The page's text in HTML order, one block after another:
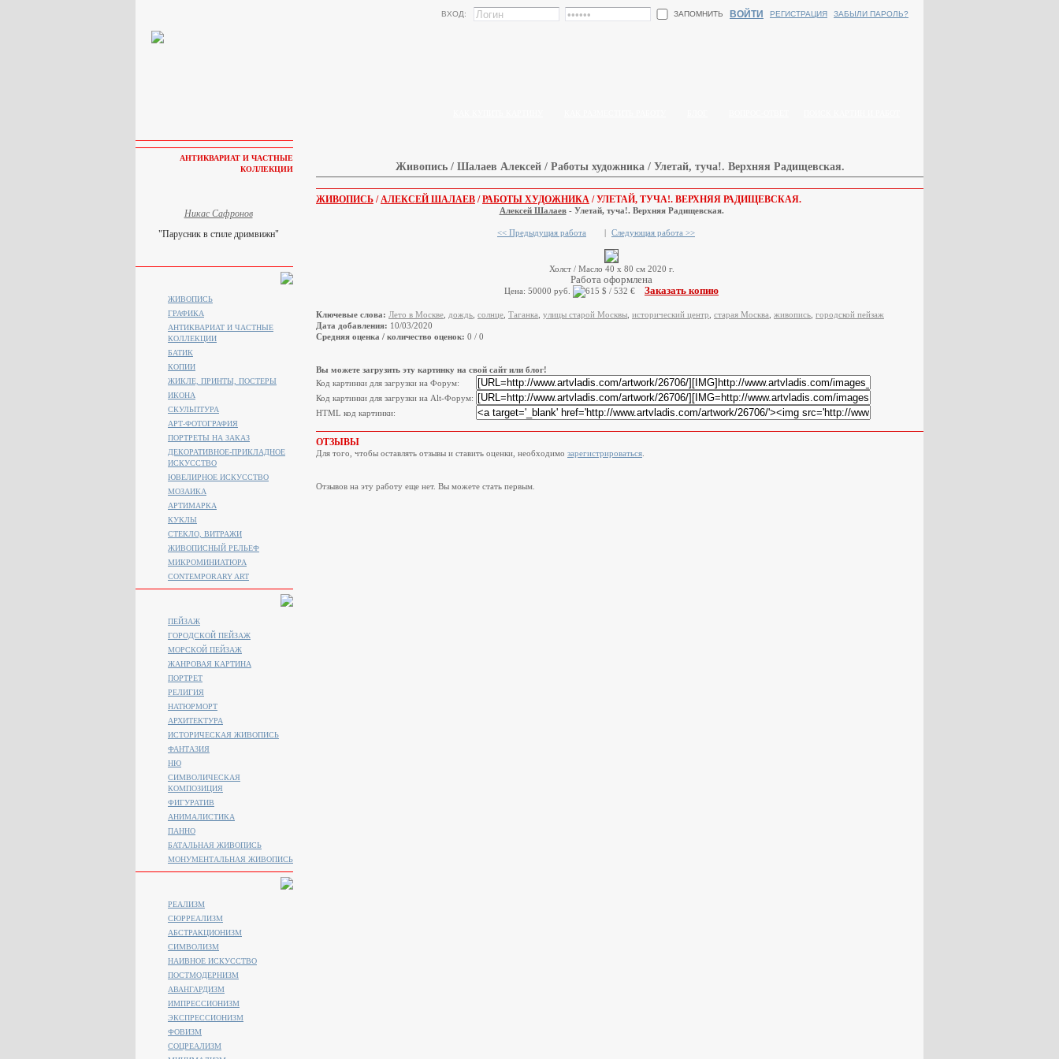
ВХОД: ЗАПОМНИТЬ ВОЙТИ РЕГИСТРАЦИЯ ЗАБЫЛИ ПАРОЛЬ?
Живопись / Шалаев Алексей / Работы художника / Улетай, туча!. Верхняя Радищевская.
ЖИВОПИСЬ /АЛЕКСЕЙ ШАЛАЕВ /РАБОТЫ ХУДОЖНИКА / УЛЕТАЙ, ТУЧА!. ВЕРХНЯЯ РАДИЩЕВСКАЯ.
Алексей Шалаев- Улетай, туча!. Верхняя Радищевская.
<< Предыдущая работа | Следующая работа >>
Холст / Масло 40 х 80 см 2020 г.
Работа оформлена
Цена: 50000 руб. Заказать копию
Ключевые слова: Лето в Москве дождь солнце Таганка улицы старой Москвы исторический центр старая Москва живопись городской пейзаж
Дата добавления: 10/03/2020
Средняя оценка / количество оценок: 0 / 0
Вы можете загрузить эту картинку на свой сайт или блог!
Код картинки для загрузки на Форум:
Код картинки для загрузки на Alt-Форум:
HTML код картинки:
ОТЗЫВЫ
Для того, чтобы оставлять отзывы и ставить оценки, необходимо зарегистрироваться
Отзывов на эту работу еще нет. Вы можете стать первым.
АНТИКВАРИАТ И ЧАСТНЫЕ
КОЛЛЕКЦИИ
Никас Сафронов
"Парусник в стиле дримвижн"
ЖИВОПИСЬ
ГРАФИКА
АНТИКВАРИАТ И ЧАСТНЫЕ
КОЛЛЕКЦИИ
БАТИК
КОПИИ
ЖИКЛЕ, ПРИНТЫ, ПОСТЕРЫ
ИКОНА
СКУЛЬПТУРА
АРТ-ФОТОГРАФИЯ
ПОРТРЕТЫ НА ЗАКАЗ
ДЕКОРАТИВНОЕ-ПРИКЛАДНОЕ
ИСКУССТВО
ЮВЕЛИРНОЕ ИСКУССТВО
МОЗАИКА
АРТИМАРКА
КУКЛЫ
СТЕКЛО, ВИТРАЖИ
ЖИВОПИСНЫЙ РЕЛЬЕФ
МИКРОМИНИАТЮРА
CONTEMPORARY ART
ПЕЙЗАЖ
ГОРОДСКОЙ ПЕЙЗАЖ
МОРСКОЙ ПЕЙЗАЖ
ЖАНРОВАЯ КАРТИНА
ПОРТРЕТ
РЕЛИГИЯ
НАТЮРМОРТ
АРХИТЕКТУРА
ИСТОРИЧЕСКАЯ ЖИВОПИСЬ
ФАНТАЗИЯ
НЮ
СИМВОЛИЧЕСКАЯ
КОМПОЗИЦИЯ
ФИГУРАТИВ
АНИМАЛИСТИКA
ПАННО
БАТАЛЬНАЯ ЖИВОПИСЬ
МОНУМЕНТАЛЬНАЯ ЖИВОПИСЬ
РЕАЛИЗМ
СЮРРЕАЛИЗМ
АБСТРАКЦИОНИЗМ
СИМВОЛИЗМ
НАИВНОЕ ИСКУССТВО
ПОСТМОДЕРНИЗМ
АВАНГАРДИЗМ
ИМПРЕССИОНИЗМ
ЭКСПРЕССИОНИЗМ
ФОВИЗМ
СОЦРЕАЛИЗМ